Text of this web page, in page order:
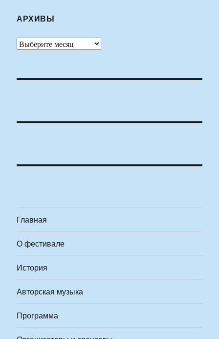
АРХИВЫ
Архивы
Главная
О фестивале
История
Авторская музыка
Программа